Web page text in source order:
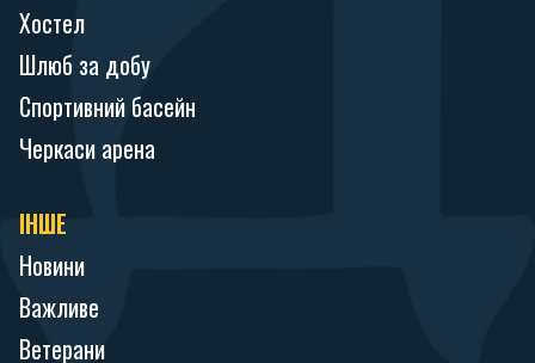
Хостел
Шлюб за добу
Спортивний басейн
Черкаси арена
ІНШЕ
Новини
Важливе
Ветерани